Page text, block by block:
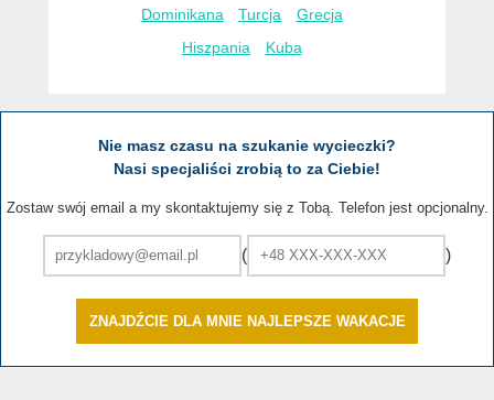
Dominikana
Turcja Grecja
Hiszpania Kuba
Nie masz czasu na szukanie wycieczki?
Nasi specjaliści zrobią to za Ciebie!
Zostaw swój email a my skontaktujemy się z Tobą. Telefon jest opcjonalny.
( )
ZNAJDŹCIE DLA MNIE NAJLEPSZE WAKACJE